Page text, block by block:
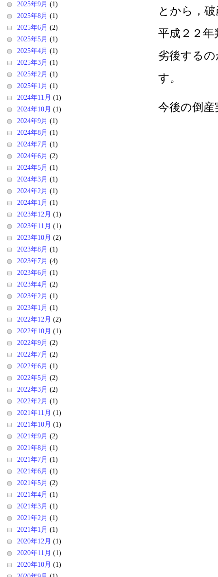
とから，
平成２２
劣後する
す。
今後の倒
2025年9月 (1)
2025年8月 (1)
2025年6月 (2)
2025年5月 (1)
2025年4月 (1)
2025年3月 (1)
2025年2月 (1)
2025年1月 (1)
2024年11月 (1)
2024年10月 (1)
2024年9月 (1)
2024年8月 (1)
2024年7月 (1)
2024年6月 (2)
2024年5月 (1)
2024年3月 (1)
2024年2月 (1)
2024年1月 (1)
2023年12月 (1)
2023年11月 (1)
2023年10月 (2)
2023年8月 (1)
2023年7月 (4)
2023年6月 (1)
2023年4月 (2)
2023年2月 (1)
2023年1月 (1)
2022年12月 (2)
2022年10月 (1)
2022年9月 (2)
2022年7月 (2)
2022年6月 (1)
2022年5月 (2)
2022年3月 (2)
2022年2月 (1)
2021年11月 (1)
2021年10月 (1)
2021年9月 (2)
2021年8月 (1)
2021年7月 (1)
2021年6月 (1)
2021年5月 (2)
2021年4月 (1)
2021年3月 (1)
2021年2月 (1)
2021年1月 (1)
2020年12月 (1)
2020年11月 (1)
2020年10月 (1)